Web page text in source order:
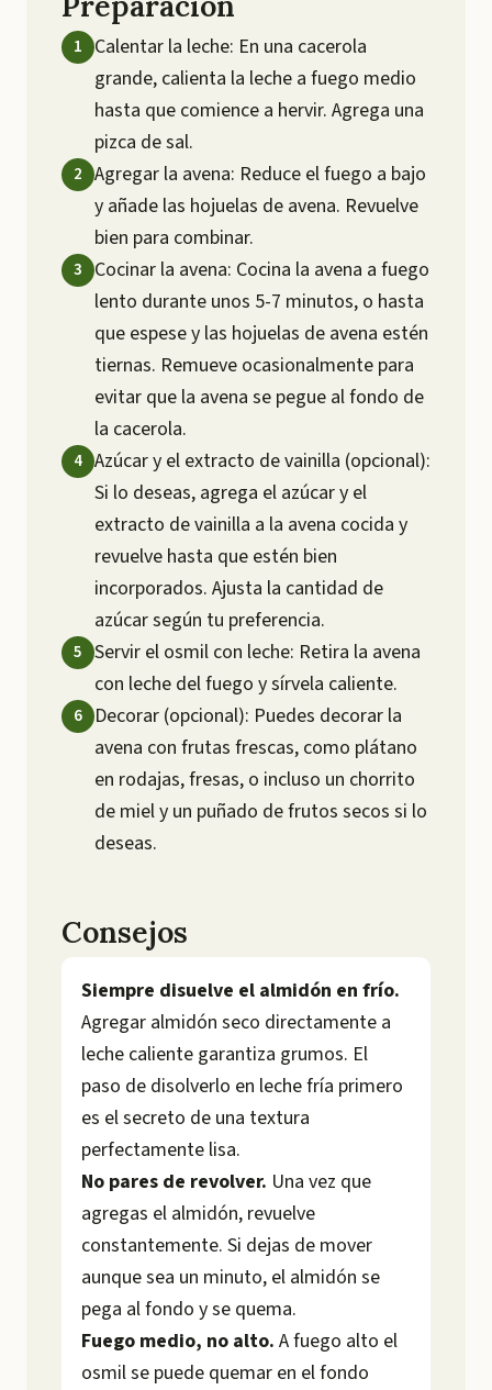
Calentar la leche: En una cacerola
grande, calienta la leche a fuego medio
hasta que comience a hervir. Agrega una
pizca de sal.
Agregar la avena: Reduce el fuego a bajo
y añade las hojuelas de avena. Revuelve
bien para combinar.
Cocinar la avena: Cocina la avena a fuego
lento durante unos 5-7 minutos, o hasta
que espese y las hojuelas de avena estén
tiernas. Remueve ocasionalmente para
evitar que la avena se pegue al fondo de
la cacerola.
Azúcar y el extracto de vainilla (opcional):
Si lo deseas, agrega el azúcar y el
extracto de vainilla a la avena cocida y
revuelve hasta que estén bien
incorporados. Ajusta la cantidad de
azúcar según tu preferencia.
Servir el osmil con leche: Retira la avena
con leche del fuego y sírvela caliente.
Decorar (opcional): Puedes decorar la
avena con frutas frescas, como plátano
en rodajas, fresas, o incluso un chorrito
de miel y un puñado de frutos secos si lo
deseas.
Consejos
Siempre disuelve el almidón en frío.
Agregar almidón seco directamente a
leche caliente garantiza grumos. El
paso de disolverlo en leche fría primero
es el secreto de una textura
perfectamente lisa.
No pares de revolver. Una vez que
agregas el almidón, revuelve
constantemente. Si dejas de mover
aunque sea un minuto, el almidón se
pega al fondo y se quema.
Fuego medio, no alto. A fuego alto el
osmil se puede quemar en el fondo